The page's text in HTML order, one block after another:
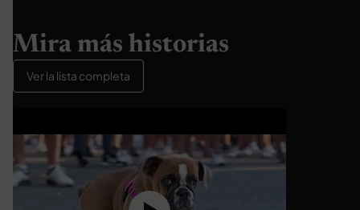
Mira más historias
Ver la lista completa